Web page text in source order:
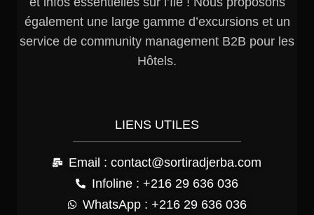
également une large gamme d’excursions et un
service de community management B2B pour les
Hôtels.
LIENS UTILES
Email : contact@sortiradjerba.com
Infoline : +216 29 636 036
WhatsApp : +216 29 636 036